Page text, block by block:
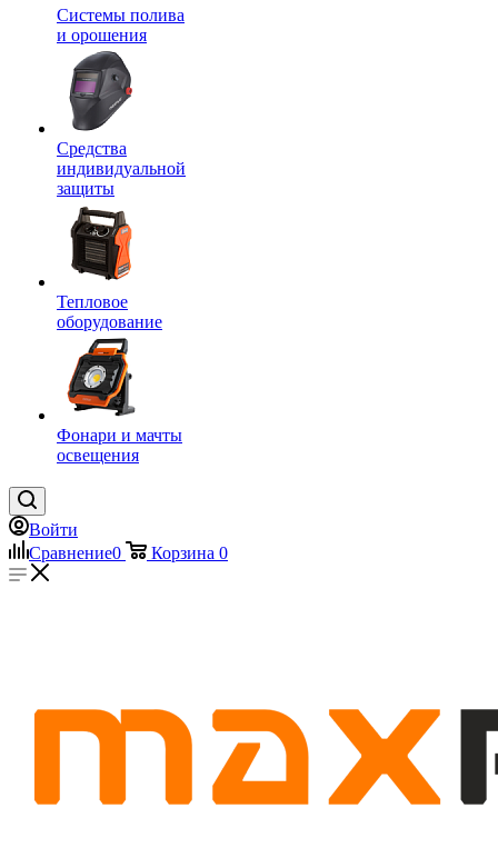
Системы полива
и орошения
Средства
индивидуальной
защиты
Тепловое
оборудование
Фонари и мачты
освещения
Войти
Сравнение0 Корзина 0